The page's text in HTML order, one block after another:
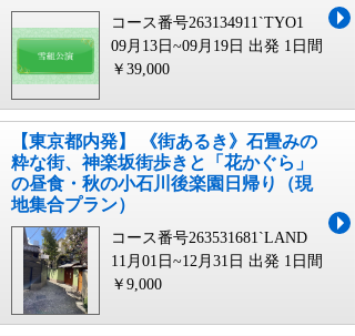
コース番号263134911`TYO1
09月13日~09月19日 出発 1日間
￥39,000
【東京都内発】 《街あるき》石畳みの
粋な街、神楽坂街歩きと「花かぐら」
の昼食・秋の小石川後楽園日帰り（現
地集合プラン）
コース番号263531681`LAND
11月01日~12月31日 出発 1日間
￥9,000